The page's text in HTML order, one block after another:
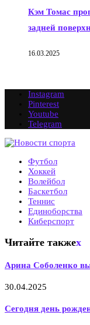
Кэм Томас
задней
16.03.2025
Instagram
Pinterest
Youtube
Telegram
Футбол
Хоккей
Волейбол
Баскетбол
Теннис
Единоборства
Киберспорт
Читайте такжеx
Арина Соболенко
30.04.2025
Сегодня день